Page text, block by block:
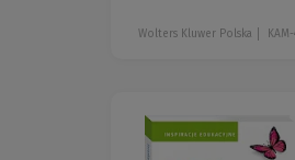
Wolters Kluwer Polska